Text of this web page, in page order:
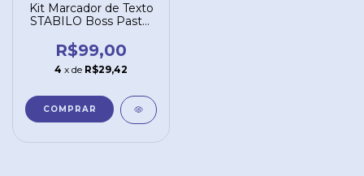
Kit Marcador de Texto
STABILO Boss Pastel
Swing Cool Pastel
com 12 un
R$99,00
4 x de R$29,42